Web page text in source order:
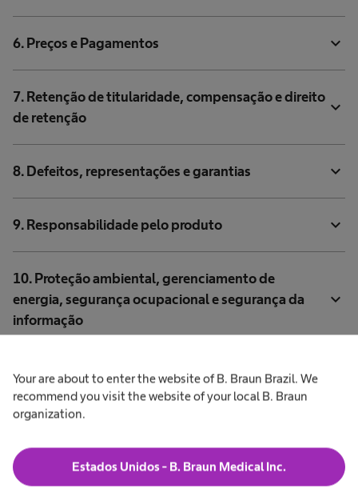
Your are about to enter the website of B. Braun Brazil. We
recommend you visit the website of your local B. Braun
organization.
Estados Unidos - B. Braun Medical Inc.
6. Preços e Pagamentos expand_more
7. Retenção de titularidade, compensação e direito
de retenção
expand_more
8. Defeitos, representações e garantias expand_more
9. Responsabilidade pelo produto expand_more
10. Proteção ambiental, gerenciamento de
energia, segurança ocupacional e segurança da
informação
expand_more
11. Subcontratado
13. Direitos de Propriedade Intelectual de Terceiros expand_more